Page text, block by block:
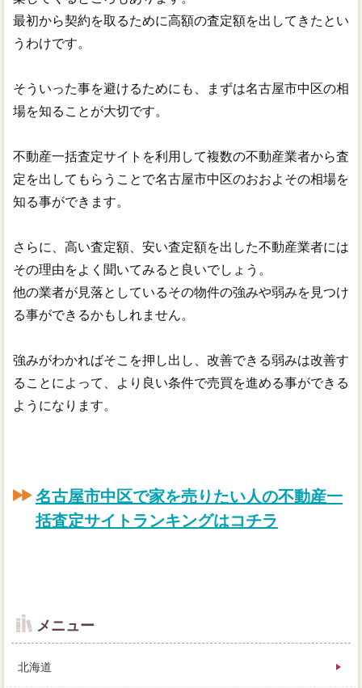
最初から契約を取るために高額の査定額を出してきたとい
うわけです。
そういった事を避けるためにも、まずは名古屋市中区の相
場を知ることが大切です。
不動産一括査定サイトを利用して複数の不動産業者から査
定を出してもらうことで名古屋市中区のおおよその相場を
知る事ができます。
さらに、高い査定額、安い査定額を出した不動産業者には
その理由をよく聞いてみると良いでしょう。
他の業者が見落としているその物件の強みや弱みを見つけ
る事ができるかもしれません。
強みがわかればそこを押し出し、改善できる弱みは改善す
ることによって、より良い条件で売買を進める事ができる
ようになります。
名古屋市中区で家を売りたい人の不動産一
括査定サイトランキングはコチラ
メニュー
北海道